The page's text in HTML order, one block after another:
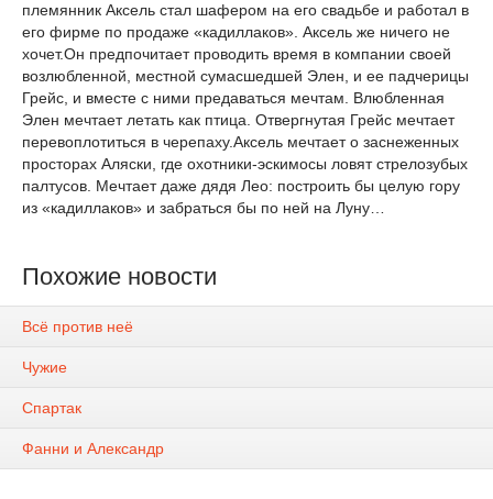
племянник Аксель стал шафером на его свадьбе и работал в
его фирме по продаже «кадиллаков». Аксель же ничего не
хочет.Он предпочитает проводить время в компании своей
возлюбленной, местной сумасшедшей Элен, и ее падчерицы
Грейс, и вместе с ними предаваться мечтам. Влюбленная
Элен мечтает летать как птица. Отвергнутая Грейс мечтает
перевоплотиться в черепаху.Аксель мечтает о заснеженных
просторах Аляски, где охотники-эскимосы ловят стрелозубых
палтусов. Мечтает даже дядя Лео: построить бы целую гору
из «кадиллаков» и забраться бы по ней на Луну…
Похожие новости
Всё против неё
Чужие
Спартак
Фанни и Александр